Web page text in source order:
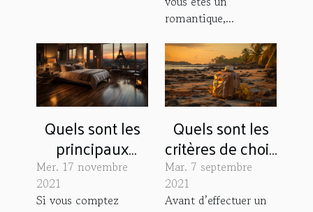
romantique,...
Quels sont les
principaux
critères pour
choisir un hôtel
Mer. 17 novembre
2021
Si vous comptez
Quels sont les
critères de choix
d’une
destination de
Mar. 7 septembre
2021
Avant d’effectuer un